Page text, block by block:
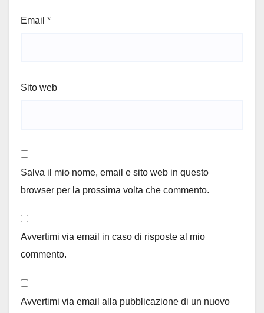
Email *
Sito web
Salva il mio nome, email e sito web in questo
browser per la prossima volta che commento.
Avvertimi via email in caso di risposte al mio
commento.
Avvertimi via email alla pubblicazione di un nuovo